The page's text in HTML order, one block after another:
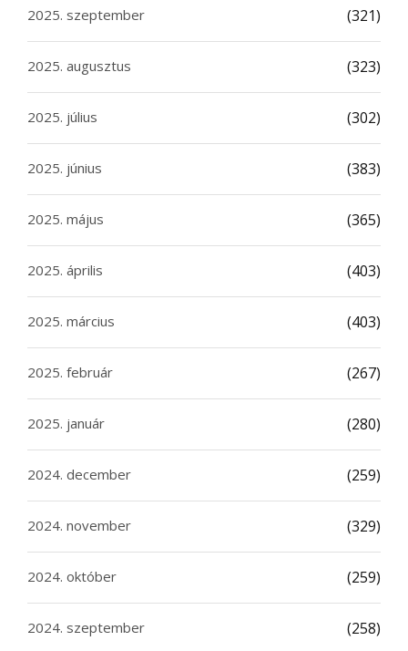
2025. szeptember (321)
2025. augusztus (323)
2025. július (302)
2025. június (383)
2025. május (365)
2025. április (403)
2025. március (403)
2025. február (267)
2025. január (280)
2024. december (259)
2024. november (329)
2024. október (259)
2024. szeptember (258)